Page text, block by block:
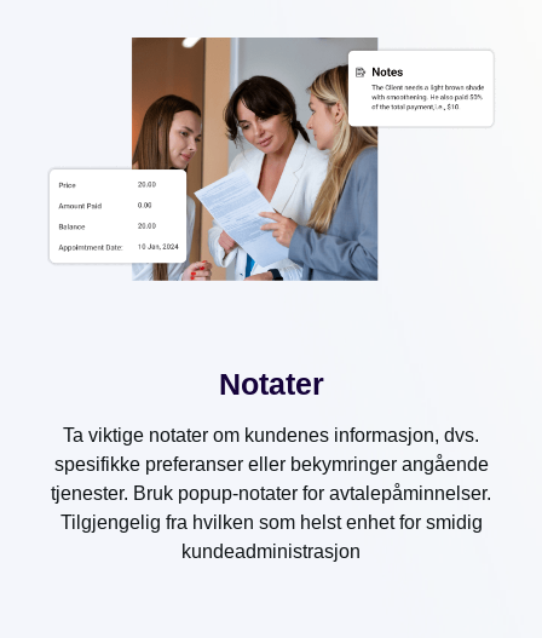
Notater
Ta viktige notater om kundenes informasjon, dvs.
spesifikke preferanser eller bekymringer angående
tjenester. Bruk popup-notater for avtalepåminnelser.
Tilgjengelig fra hvilken som helst enhet for smidig
kundeadministrasjon